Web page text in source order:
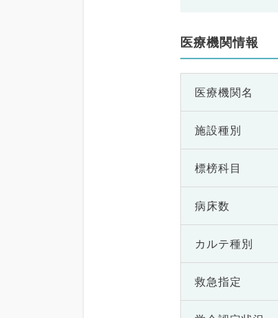
医療機関情報
医療機関名
施設種別
標榜科目
病床数
カルテ種別
救急指定